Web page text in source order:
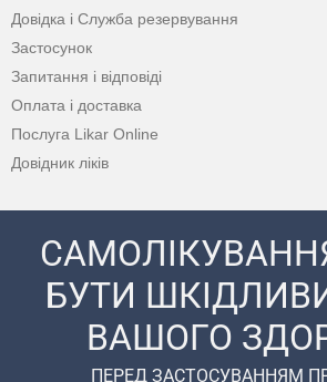
Довідка і Служба резервування
Застосунок
Запитання і відповіді
Оплата і доставка
Послуга Likar Online
Довідник ліків
БУТИ
ВАШОГО
ПЕРЕД ЗАСТОСУВАННЯМ